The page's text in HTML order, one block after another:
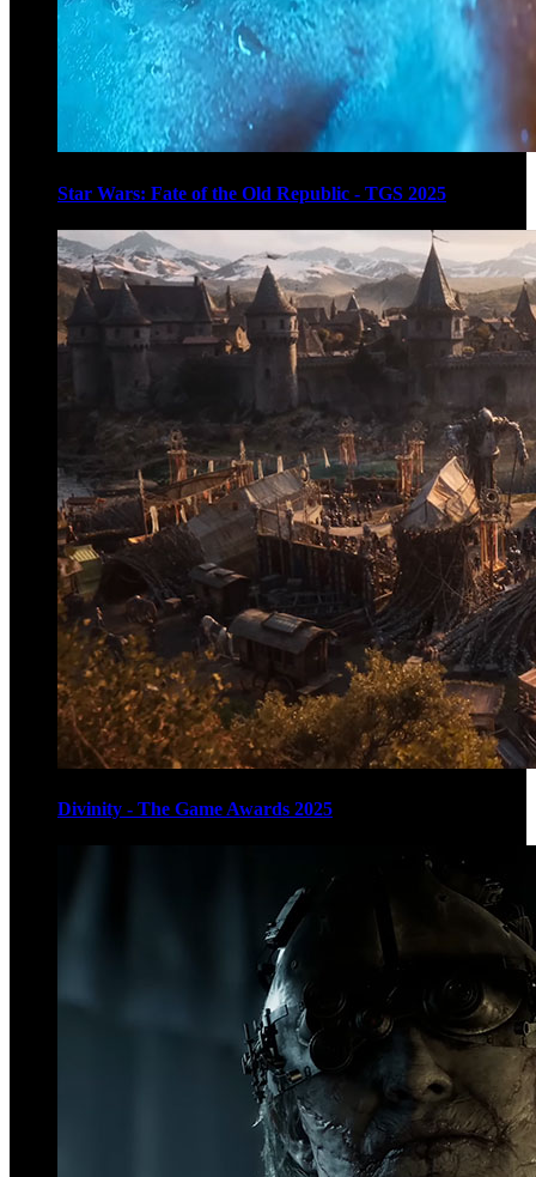
Star Wars: Fate of the Old Republic - TGS 2025
Divinity - The Game Awards 2025